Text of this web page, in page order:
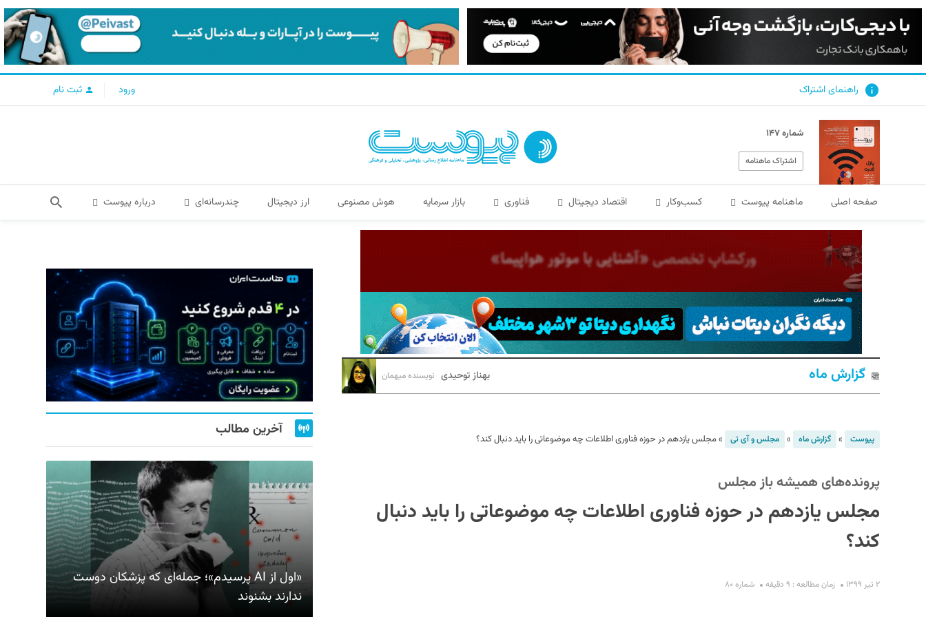
راهنمای اشتراک ورود ثبت نام
شماره ۱۴۷
اشتراک ماهنامه
صفحه اصلی ماهنامه پیوست کسب‌و‌کار اقتصاد دیجیتال فناوری بازار سرمایه هوش مصنوعی ارز دیجیتال چندرسانه‌ای درباره پیوست
گزارش ماه بهناز توحیدی نویسنده میهمان
پیوست » گزارش ماه » مجلس و آی تی »مجلس یازدهم در حوزه فناوری اطلاعات چه موضوعاتی را باید دنبال کند؟
پرونده‌های همیشه باز مجلس
مجلس یازدهم در حوزه فناوری اطلاعات چه موضوعاتی را باید دنبال
کند؟
۲ تیر ۱۳۹۹ زمان مطالعه : ۹ دقیقه شماره ۸۰
آخرین مطالب
«اول از AI پرسیدم»؛ جمله‌ای که پزشکان دوست
ندارند بشنوند